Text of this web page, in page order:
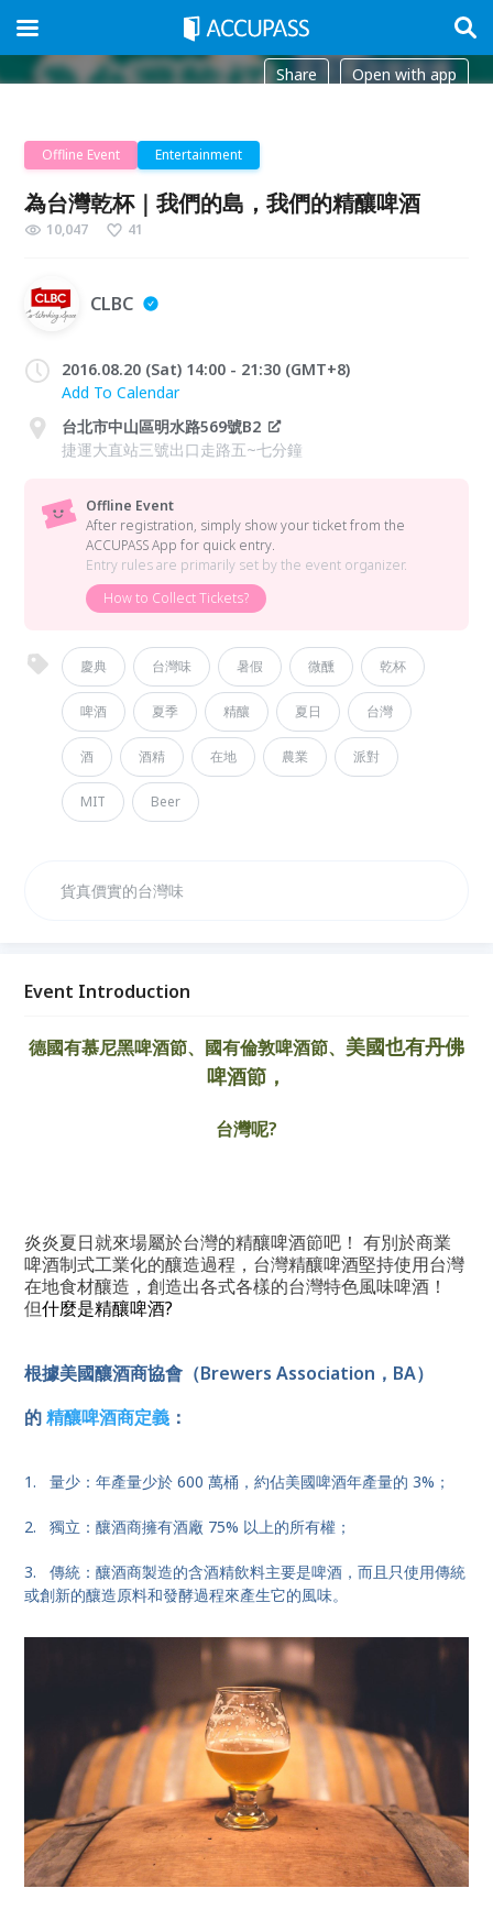
Share Open with app
Offline Event Entertainment
為台灣乾杯｜我們的島，我們的精釀啤酒
10,047 41
CLBC
2016.08.20 (Sat) 14:00 - 21:30 (GMT+8)
Add To Calendar
台北市中山區明水路569號B2
捷運大直站三號出口走路五~七分鐘
Offline Event
After registration, simply show your ticket from the
ACCUPASS App for quick entry.
Entry rules are primarily set by the event organizer.
How to Collect Tickets?
慶典 台灣味 暑假 微醺 乾杯
啤酒 夏季 精釀 夏日 台灣
酒 酒精 在地 農業 派對
MIT Beer
貨真價實的台灣味
Event Introduction
德國有慕尼黑啤酒節、 國有倫敦啤酒節、 美國也有丹佛
啤酒節，
台灣呢?
炎炎夏日就來場屬於台灣的精釀啤酒節吧！ 有別於商業
啤酒制式工業化的釀造過程，台灣精釀啤酒堅持使用台灣
在地食材釀造，創造出各式各樣的台灣特色風味啤酒！
但什麼是精釀啤酒?
根據美國釀酒商協會（Brewers Association，BA）
的精釀啤酒商定義 ：
1. 量少：年產量少於 600 萬桶，約佔美國啤酒年產量的 3%；
2. 獨立：釀酒商擁有酒廠 75% 以上的所有權；
3. 傳統：釀酒商製造的含酒精飲料主要是啤酒，而且只使用傳統
或創新的釀造原料和發酵過程來產生它的風味。